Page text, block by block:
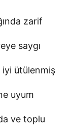
zarif
saygı
iyi ütülenmiş
uyum
ve toplu